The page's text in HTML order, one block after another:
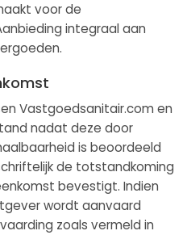
voor de
integraal aan
Vastgoedsanitair.com en
nadat deze door
is beoordeeld
de totstandkoming
bevestigt. Indien
wordt aanvaard
zoals vermeld in